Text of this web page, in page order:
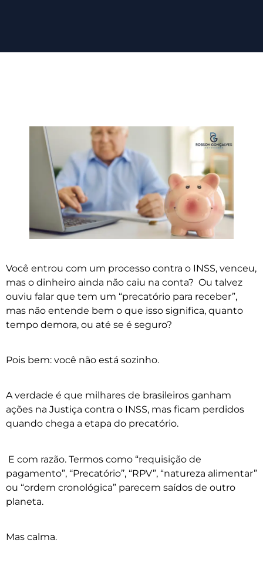
Você entrou com um processo contra o INSS, venceu,
mas o dinheiro ainda não caiu na conta? Ou talvez
ouviu falar que tem um “precatório para receber”,
mas não entende bem o que isso significa, quanto
tempo demora, ou até se é seguro?
Pois bem: você não está sozinho.
A verdade é que milhares de brasileiros ganham
ações na Justiça contra o INSS, mas ficam perdidos
quando chega a etapa do precatório.
E com razão. Termos como “requisição de
pagamento”, ‘‘Precatório’’, “RPV”, “natureza alimentar”
ou “ordem cronológica” parecem saídos de outro
planeta.
Mas calma.